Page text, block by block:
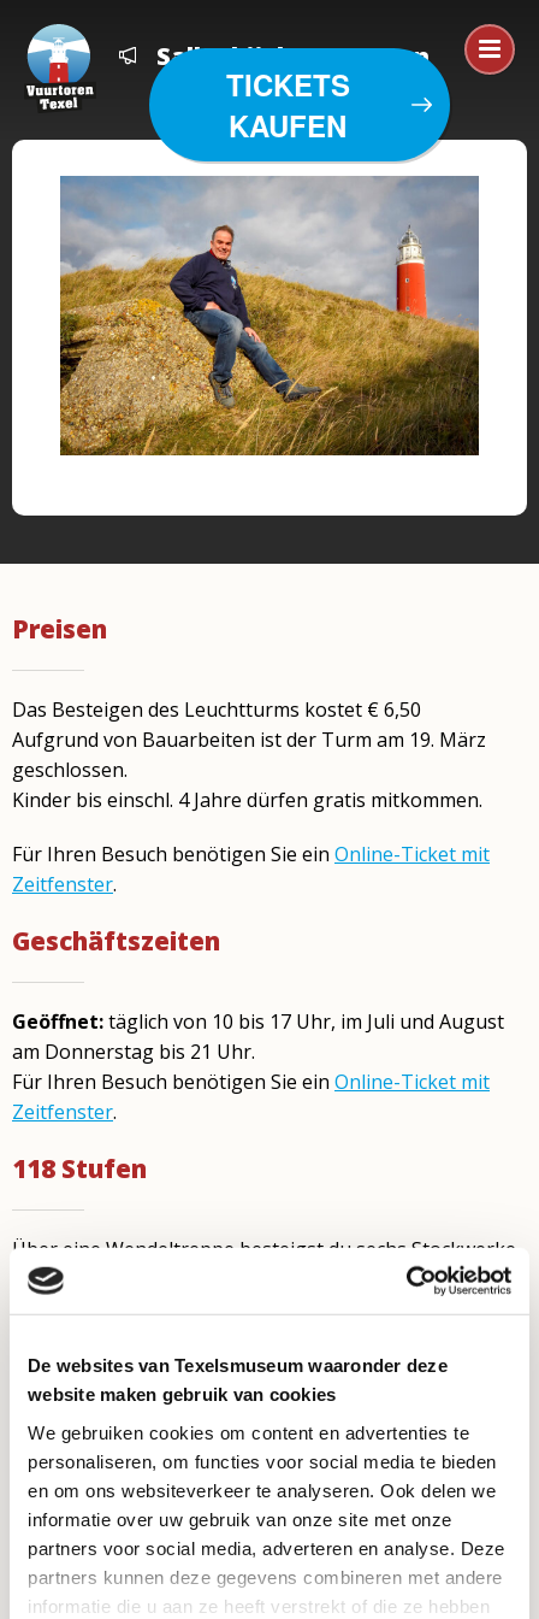
De websites van Texelsmuseum waaronder deze
website maken gebruik van cookies
We gebruiken cookies om content en advertenties te
personaliseren, om functies voor social media te bieden
en om ons websiteverkeer te analyseren. Ook delen we
informatie over uw gebruik van onze site met onze
partners voor social media, adverteren en analyse. Deze
partners kunnen deze gegevens combineren met andere
informatie die u aan ze heeft verstrekt of die ze hebben
TICKETS
KAUFEN
Salko bij de vuurtoren
Preisen
Das Besteigen des Leuchtturms kostet € 6,50
Aufgrund von Bauarbeiten ist der Turm am 19. März
geschlossen.
Kinder bis einschl. 4 Jahre dürfen gratis mitkommen.
Für Ihren Besuch benötigen Sie ein Online-Ticket mit
Zeitfenster.
Geschäftszeiten
Geöffnet:täglich von 10 bis 17 Uhr, im Juli und August
am Donnerstag bis 21 Uhr.
Für Ihren Besuch benötigen Sie ein Online-Ticket mit
Zeitfenster.
118 Stufen
Über eine Wendeltreppe besteigst du sechs Stockwerke
des Leuchtturmes. Es gibt keinen Fahrstuhl. Aus
Sicherheitsgründen wird für den Aufstieg auf den Turm
Flops oder Badeschuhe. Haustiere muss leider draußen
bleiben.
Kontakt
Vuurtorenweg 184
1795 LN De Cocksdorp
info@vuurtorentexel.nl